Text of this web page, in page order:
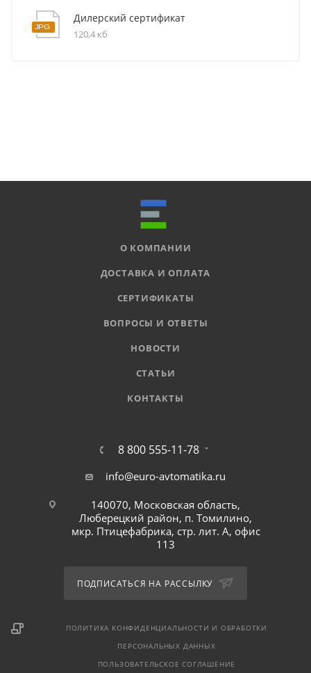
Дилерский сертификат
120,4 кб
О КОМПАНИИ
ДОСТАВКА И ОПЛАТА
СЕРТИФИКАТЫ
ВОПРОСЫ И ОТВЕТЫ
НОВОСТИ
СТАТЬИ
КОНТАКТЫ
8 800 555-11-78
info@euro-avtomatika.ru
140070, Московская область,
Люберецкий район, п. Томилино,
мкр. Птицефабрика, стр. лит. А, офис
113
ПОДПИСАТЬСЯ НА РАССЫЛКУ
ПОЛИТИКА КОНФИДЕНЦИАЛЬНОСТИ И ОБРАБОТКИ
ПЕРСОНАЛЬНЫХ ДАННЫХ
ПОЛЬЗОВАТЕЛЬСКОЕ СОГЛАШЕНИЕ